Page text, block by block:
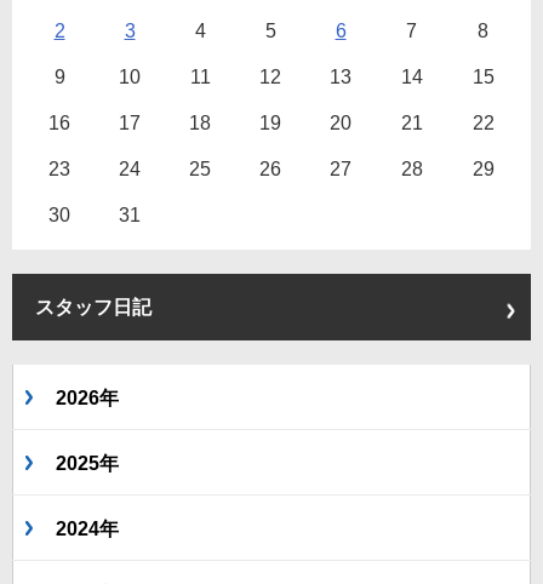
2 3 4 5 6 7 8
9 10 11 12 13 14 15
16 17 18 19 20 21 22
23 24 25 26 27 28 29
30 31
スタッフ日記
2026年
2025年
2024年